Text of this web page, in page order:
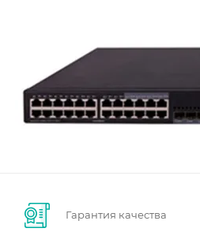
Гарантия качества